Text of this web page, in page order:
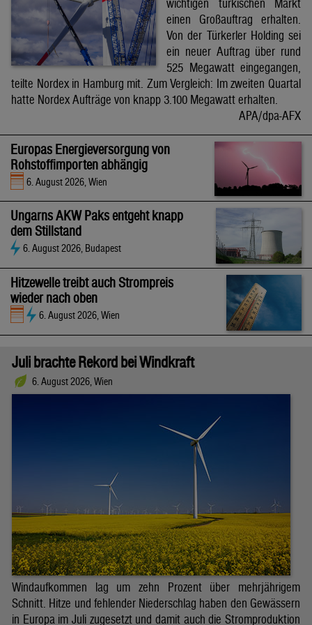
wichtigen türkischen Markt
einen Großauftrag erhalten.
Von der Türkerler Holding sei
ein neuer Auftrag über rund
525 Megawatt eingegangen,
teilte Nordex in Hamburg mit. Zum Vergleich: Im zweiten Quartal
hatte Nordex Aufträge von knapp 3.100 Megawatt erhalten.
APA/dpa-AFX
Europas Energieversorgung von
Rohstoffimporten abhängig
6. August 2026, Wien
Ungarns AKW Paks entgeht knapp
dem Stillstand
6. August 2026, Budapest
Hitzewelle treibt auch Strompreis
wieder nach oben
6. August 2026, Wien
Juli brachte Rekord bei Windkraft
6. August 2026, Wien
Windaufkommen lag um zehn Prozent über mehrjährigem
Schnitt. Hitze und fehlender Niederschlag haben den Gewässern
in Europa im Juli zugesetzt und damit auch die Stromproduktion